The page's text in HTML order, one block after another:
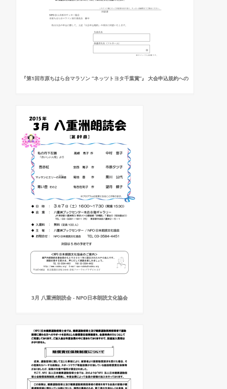
『第1回市原ちはら台マラソン “ネッツトヨタ千葉賞”』 大会申込規約への
3月 八重洲朗読会 - NPO日本朗読文化協会